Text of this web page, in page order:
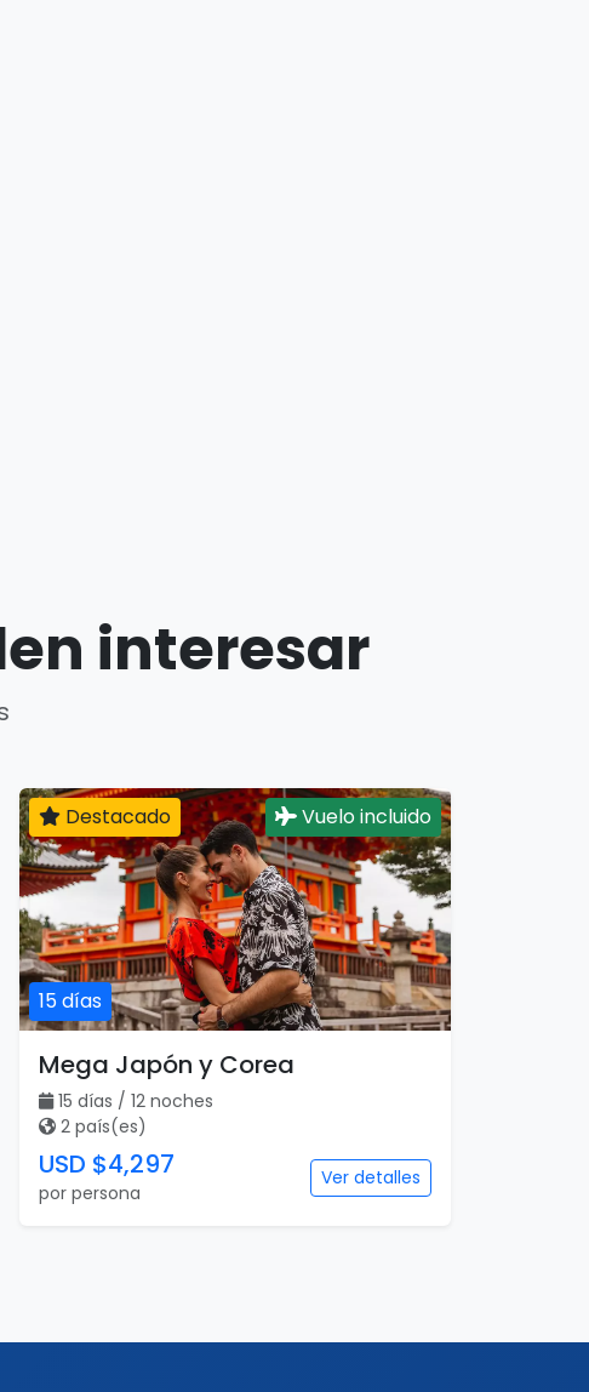
interesar
15 días
Destacado Vuelo incluido
Mega Japón y Corea
15 días / 12 noches
2 país(es)
USD $4,297
por persona
Ver detalles